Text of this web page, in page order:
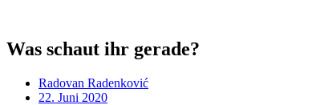
Was schaut ihr gerade?
Radovan Radenković
22. Juni 2020